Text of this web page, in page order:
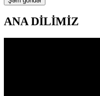
ANA DİLİMİZ